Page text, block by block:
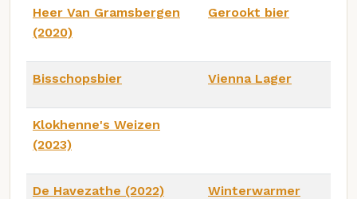
Heer Van Gramsbergen
(2020)
Gerookt bier
Bisschopsbier Vienna Lager
Klokhenne's Weizen
(2023)
De Havezathe (2022) Winterwarmer